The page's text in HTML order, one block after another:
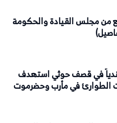
مجلس القيادة والحكومة
45 جندياً في قصف حوثي استهدف
الطوارئ في مأرب وحضرموت